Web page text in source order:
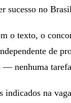
sucesso no
o texto, o
de
— nenhuma
indicados na